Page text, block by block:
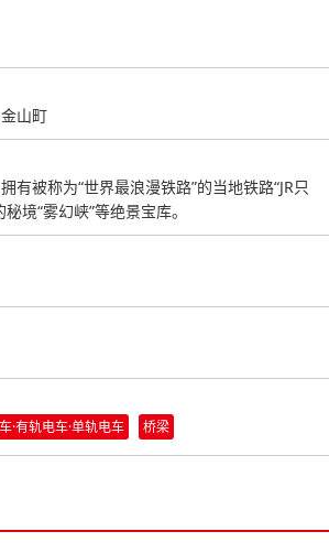
山町
有被称为“世界最浪漫铁路”的当地铁路“JR只
境“雾幻峡”等绝景宝库。
·有轨电车·单轨电车 桥梁